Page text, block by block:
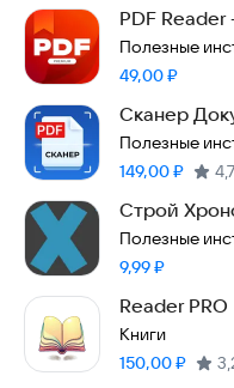
PDF
файлов
Полезные
Цена:
49,00₽
Сканер
в PDF
Полезные
Цена:
149,00₽ 4,7
Строй
Полезные
Цена:
9,99₽
Reader PRO
Книги
Цена:
150,00₽